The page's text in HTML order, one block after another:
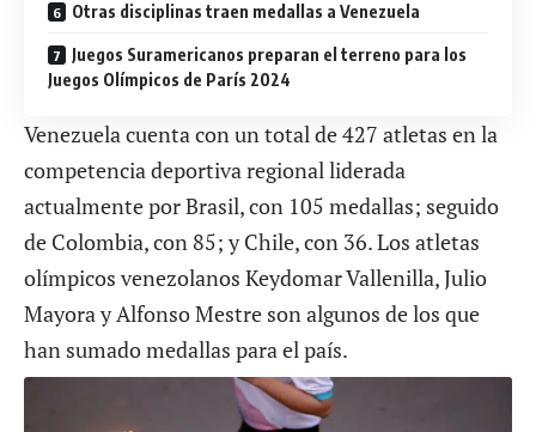
Otras disciplinas traen medallas a Venezuela
Juegos Suramericanos preparan el terreno para los
Juegos Olímpicos de París 2024
Venezuela cuenta con un total de 427 atletas en la
competencia deportiva regional liderada
actualmente por Brasil, con 105 medallas; seguido
de Colombia, con 85; y Chile, con 36. Los atletas
olímpicos venezolanos Keydomar Vallenilla, Julio
Mayora y Alfonso Mestre son algunos de los que
han sumado medallas para el país.